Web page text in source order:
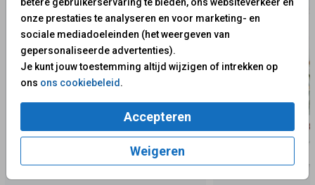
onze prestaties te analyseren en voor marketing- en
sociale mediadoeleinden (het weergeven van
gepersonaliseerde advertenties).
Je kunt jouw toestemming altijd wijzigen of intrekken op
ons ons cookiebeleid.
Accepteren
Weigeren